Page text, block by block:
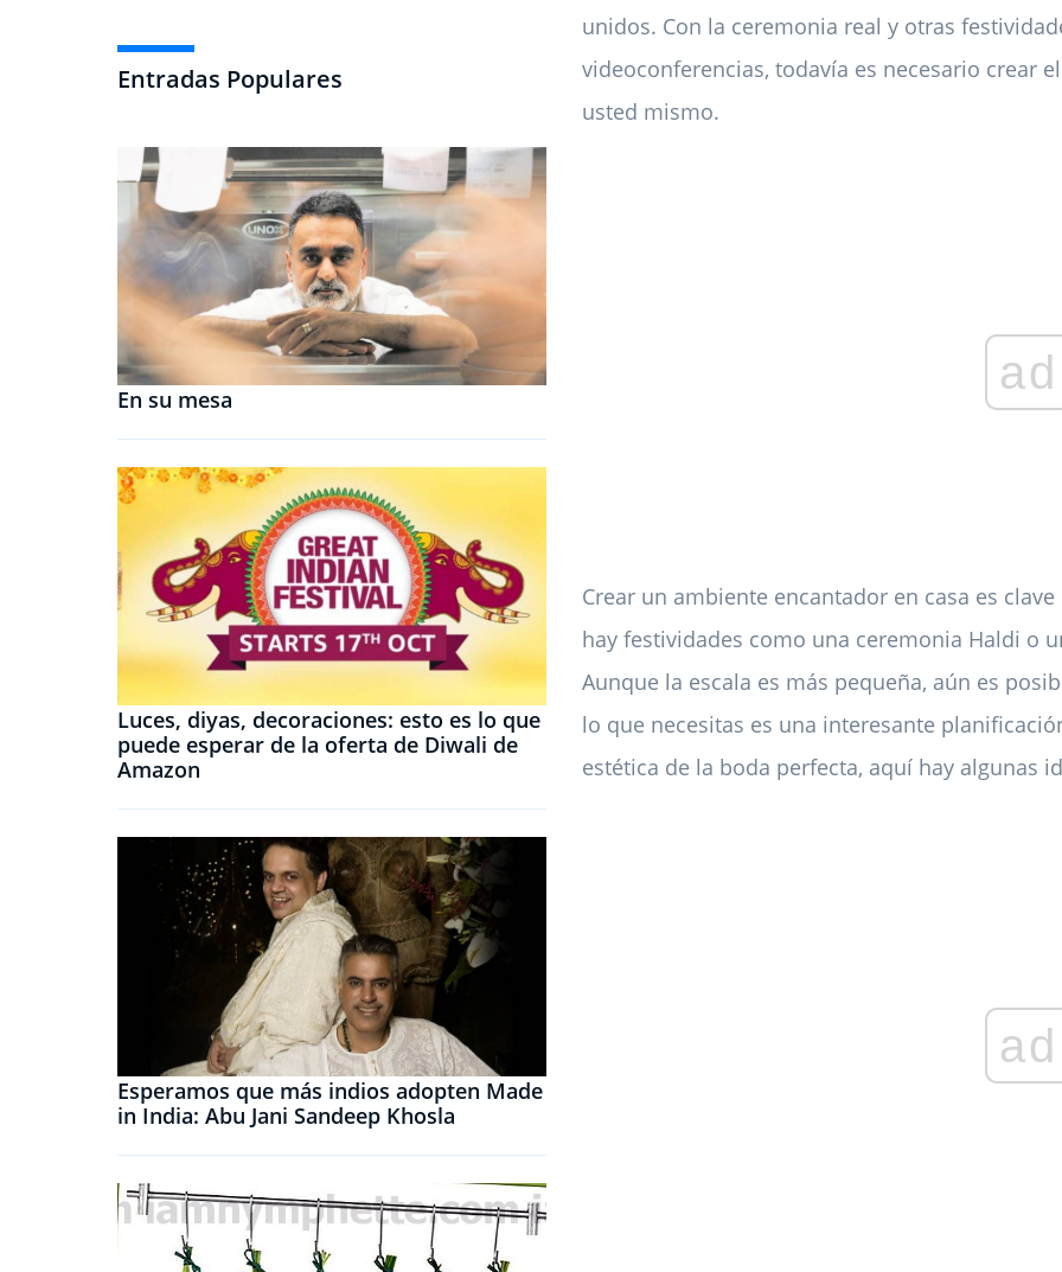
Entradas Populares
En su mesa
Luces, diyas, decoraciones: esto es lo que
puede esperar de la oferta de Diwali de
Amazon
Esperamos que más indios adopten Made
in India: Abu Jani Sandeep Khosla
unidos. Con la ceremonia real y otras
videoconferencias, todavía es necesario crear
usted mismo.
ad
Crear un ambiente encantador en casa es
hay festividades como una ceremonia Haldi o
Aunque la escala es más pequeña, aún es
lo que necesitas es una interesante
estética de la boda perfecta, aquí hay algunas
ad